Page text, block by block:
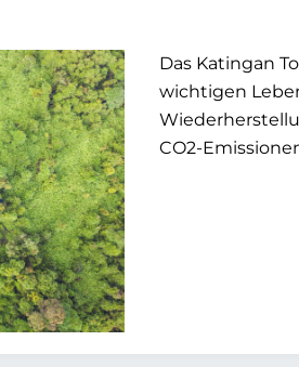
Das Katingan
wichtigen
CO2-